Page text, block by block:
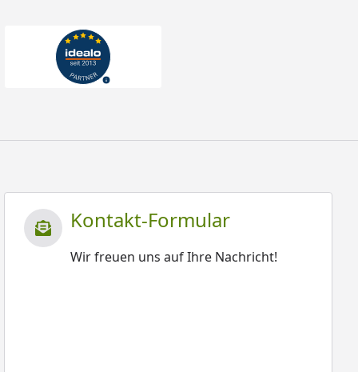
Kontakt-Formular
Wir freuen uns auf Ihre Nachricht!